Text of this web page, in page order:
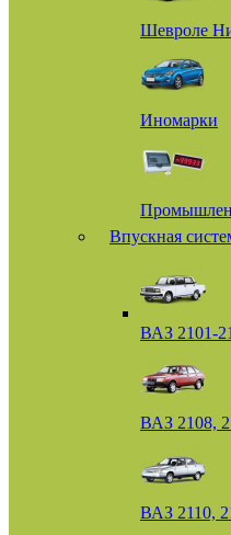
Шевроле
Иномарки
Впускная
ВАЗ 2101-
ВАЗ 2108,
ВАЗ 2110,